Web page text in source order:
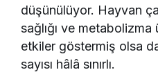
düşünülüyor. Hayvan
sağlığı ve
etkiler göstermiş olsa
sayısı hâlâ sınırlı.